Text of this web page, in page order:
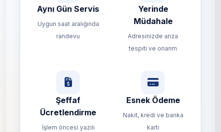
Aynı Gün Servis
Uygun saat aralığında
randevu
Yerinde
Müdahale
Adresinizde arıza
tespiti ve onarım
Şeffaf
Ücretlendirme
İşlem öncesi yazılı
Esnek Ödeme
Nakit, kredi ve banka
kartı